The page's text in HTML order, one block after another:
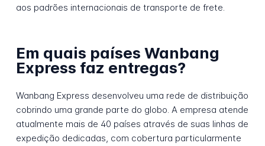
aos padrões internacionais de transporte de frete.
Em quais países Wanbang
Express faz entregas?
Wanbang Express desenvolveu uma rede de distribuição
cobrindo uma grande parte do globo. A empresa atende
atualmente mais de 40 países através de suas linhas de
expedição dedicadas, com cobertura particularmente